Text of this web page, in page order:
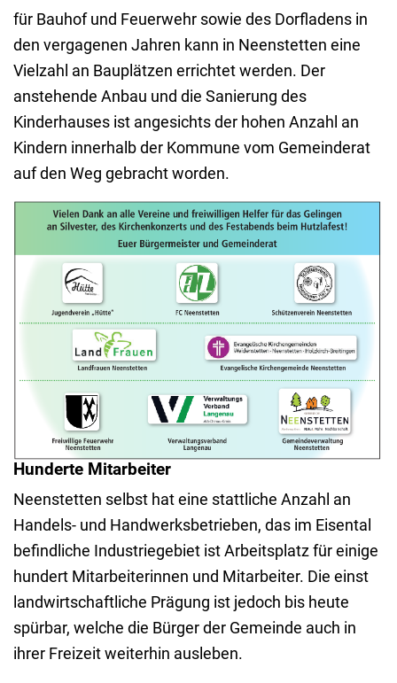
für Bauhof und Feuerwehr sowie des Dorfladens in
den vergagenen Jahren kann in Neenstetten eine
Vielzahl an Bauplätzen errichtet werden. Der
anstehende Anbau und die Sanierung des
Kinderhauses ist angesichts der hohen Anzahl an
Kindern innerhalb der Kommune vom Gemeinderat
auf den Weg gebracht worden.
Hunderte Mitarbeiter
Neenstetten selbst hat eine stattliche Anzahl an
Handels- und Handwerksbetrieben, das im Eisental
befindliche Industriegebiet ist Arbeitsplatz für einige
hundert Mitarbeiterinnen und Mitarbeiter. Die einst
landwirtschaftliche Prägung ist jedoch bis heute
spürbar, welche die Bürger der Gemeinde auch in
ihrer Freizeit weiterhin ausleben.